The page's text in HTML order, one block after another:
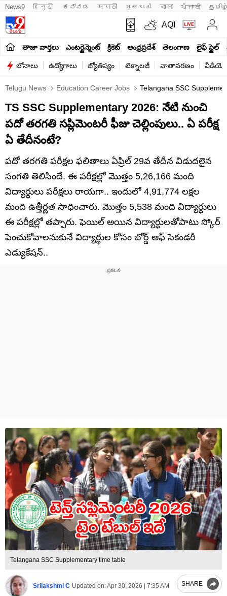
News9 हिन्दी ಕನ್ನಡ मराठी ગુજરાતી বাংলা ਪੰਜਾਬੀ
AQI
తాజా వార్తలు ఎంటర్టైన్మెంట్ క్రికెట్ ఆంధ్రప్రదేశ్ తెలంగాణ లైఫ్ స్టైల్
బోనాలు ఉద్యోగాలు జ్యోతిష్యం టెక్నాలజీ వాతావరణం
Telugu News Education Career Jobs Telangana SSC
TS SSC Supplementary 2026: నేటి నుంచి
పదో తరగతి సప్లిమెంటరీ ఫీజు చెల్లింపులు.. ఏ పరీక్ష
ఏ తేదీనంటే?
పదో తరగతి పరీక్షల ఫలితాలు ఏప్రిల్ 29వ తేదీన విడుదలైన
సంగతి తెలిసిందే. ఈ పరీక్షల్లో మొత్తం 5,26,166 మంది
విద్యార్ధులు పరీక్షలు రాయగా.. ఇందులో 4,91,774 లక్షల
మంది ఉత్తీర్ణత సాధించారు. మొత్తం 5,538 మంది విద్యార్ధులు
ఈ పరీక్షల్లో తప్పారు. ఫెయిల్‌ అయిన విద్యార్ధులతోపాటు స్కోర్
పెంచుకోవాలనుకునే విద్యార్ధుల కోసం బోర్డ్ ఆఫ్ సెకండరీ
ఎడ్యుకేషన్..
Telangana SSC Supplementary time table
Srilakshmi C Updated on:Apr 30, 2026 | 7:35 AM SHARE